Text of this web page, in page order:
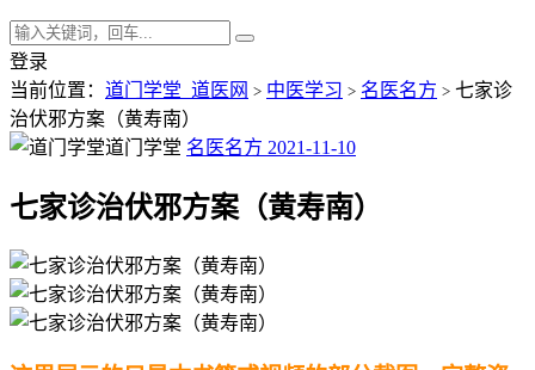
登录
当前位置： 道门学堂_道医网 > 中医学习 > 名医名方 > 七家诊
治伏邪方案（黄寿南）
道门学堂 名医名方 2021-11-10
七家诊治伏邪方案（黄寿南）